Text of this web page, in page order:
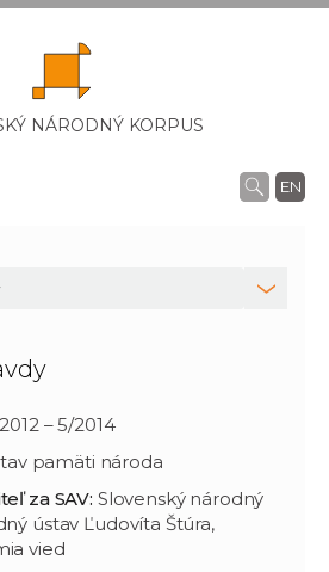
NÁRODNÝ KORPUS
EN
– 5/2014
pamäti národa
za SAV: Slovenský národný
ústav Ľudovíta Štúra,
vied